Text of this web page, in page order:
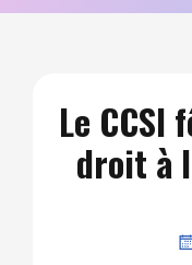
Le CCSI
droit à